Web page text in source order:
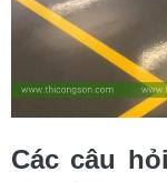
Các câu